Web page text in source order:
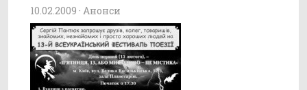
10.02.2009 · Анонси